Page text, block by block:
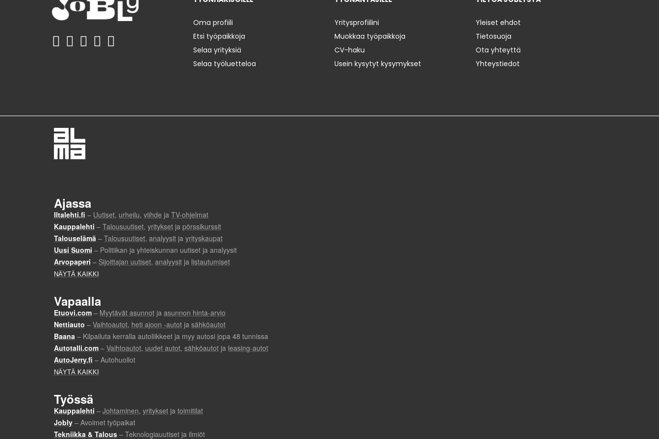
Oma profiili
Etsi työpaikkoja
Selaa yrityksiä
Selaa työluetteloa
Yritysprofiilini
Muokkaa työpaikkoja
CV-haku
Usein kysytyt kysymykset
Yleiset ehdot
Tietosuoja
Ota yhteyttä
Yhteystiedot